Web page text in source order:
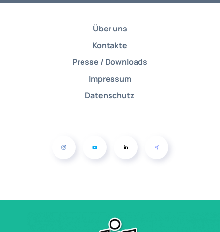
Über uns
Kontakte
Presse / Downloads
Impressum
Datenschutz